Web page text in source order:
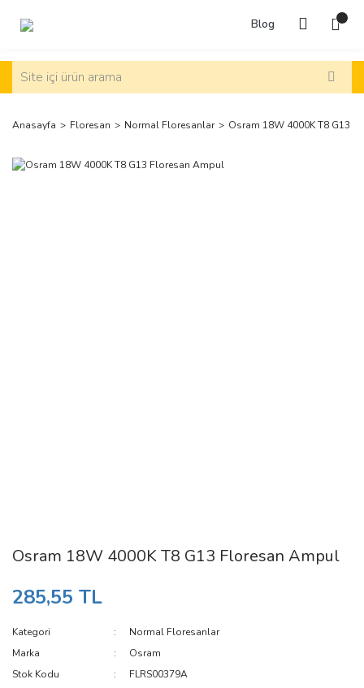
Blog
Anasayfa Floresan Normal Floresanlar Osram 18W 4000K T8 G13
Osram 18W 4000K T8 G13 Floresan Ampul
285,55 TL
Kategori
Normal Floresanlar
Marka
Osram
Stok Kodu
FLRS00379A